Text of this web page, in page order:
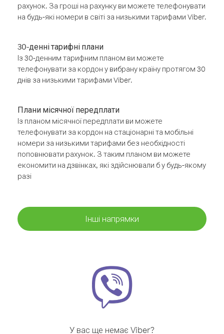
рахунок. За гроші на рахунку ви можете телефонувати
на будь-які номери в світі за низькими тарифами Viber.
30-денні тарифні плани
Із 30-денним тарифним планом ви можете
телефонувати за кордон у вибрану країну протягом 30
днів за низькими тарифами Viber.
Плани місячної передплати
Із планом місячної передплати ви можете
телефонувати за кордон на стаціонарні та мобільні
номери за низькими тарифами без необхідності
поповнювати рахунок. З таким планом ви можете
економити на дзвінках, які здійснювали б у будь-якому
разі
Інші напрямки
У вас ще немає Viber?